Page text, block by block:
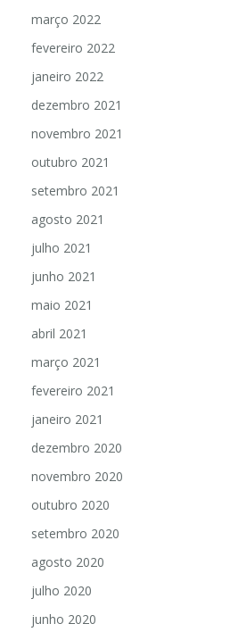
março 2022
fevereiro 2022
janeiro 2022
dezembro 2021
novembro 2021
outubro 2021
setembro 2021
agosto 2021
julho 2021
junho 2021
maio 2021
abril 2021
março 2021
fevereiro 2021
janeiro 2021
dezembro 2020
novembro 2020
outubro 2020
setembro 2020
agosto 2020
julho 2020
junho 2020